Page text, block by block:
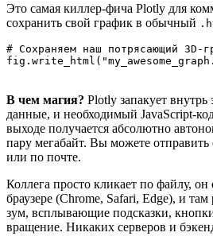
Это самая киллер-фича Plotly для
сохранить свой график в обычный
# Сохраняем наш потрясающий 3D-
В чем магия? Plotly запакует
данные, и необходимый JavaScript-
выходе получается абсолютно
пару мегабайт. Вы можете отправить
или по почте.
Коллега просто кликает по файлу,
браузере (Chrome, Safari, Edge), и там
зум, всплывающие подсказки,
вращение. Никаких серверов и